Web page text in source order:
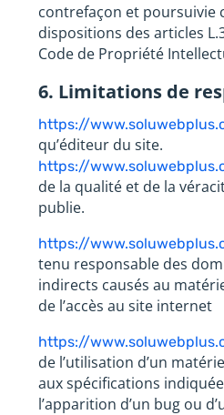
contrefaçon et poursuivie
dispositions des articles
Code de Propriété
6. Limitations de
https://
qu’éditeur du site.
https://
de la qualité et de la
publie.
https://
tenu responsable des
indirects causés au
de l’accès au site internet
https://
de l’utilisation d’un
aux spécifications
l’apparition d’un bug ou